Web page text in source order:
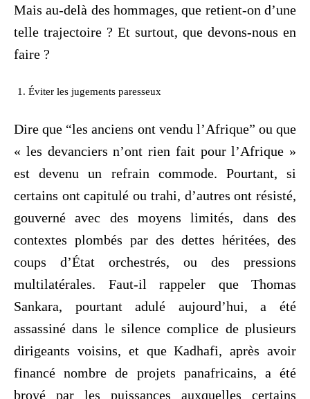
Mais au-delà des hommages, que retient-on d’une
telle trajectoire ? Et surtout, que devons-nous en
faire ?
Éviter les jugements paresseux
Dire que “les anciens ont vendu l’Afrique” ou que
« les devanciers n’ont rien fait pour l’Afrique »
est devenu un refrain commode. Pourtant, si
certains ont capitulé ou trahi, d’autres ont résisté,
gouverné avec des moyens limités, dans des
contextes plombés par des dettes héritées, des
coups d’État orchestrés, ou des pressions
multilatérales. Faut-il rappeler que Thomas
Sankara, pourtant adulé aujourd’hui, a été
assassiné dans le silence complice de plusieurs
dirigeants voisins, et que Kadhafi, après avoir
financé nombre de projets panafricains, a été
broyé par les puissances auxquelles certains